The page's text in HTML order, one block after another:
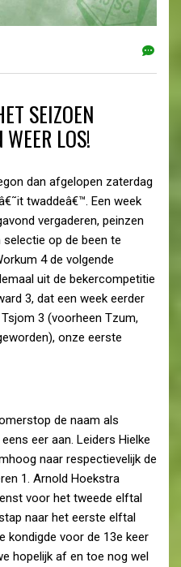
SEIZOEN
LOS!
dan afgelopen zaterdag
twaddeâ€™. Een week
vergaderen, peinzen
op de been te
4 de volgende
uit de bekercompetitie
3, dat een week eerder
3 (voorheen Tzum,
onze eerste
de naam als
eer aan. Leiders Hielke
naar respectievelijk de
1. Arnold Hoekstra
voor het tweede elftal
naar het eerste elftal
kondigde voor de 13e keer
hopelijk af en toe nog wel